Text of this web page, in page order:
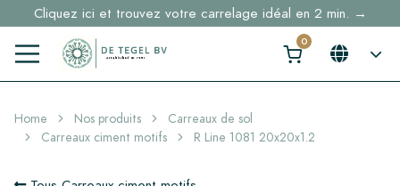
Cliquez ici et trouvez votre carrelage idéal en 2 min. →
Home Nos produits
Carreaux de sol
Carreaux ciment motifs
R Line 1081 20x20x1.2